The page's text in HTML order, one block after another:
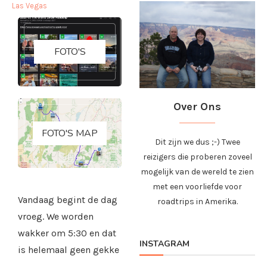
Las Vegas
FOTO'S
FOTO'S MAP
Vandaag begint de dag
vroeg. We worden
wakker om 5:30 en dat
is helemaal geen gekke
Over Ons
Dit zijn we dus ;-) Twee
reizigers die proberen zoveel
mogelijk van de wereld te zien
met een voorliefde voor
roadtrips in Amerika.
INSTAGRAM